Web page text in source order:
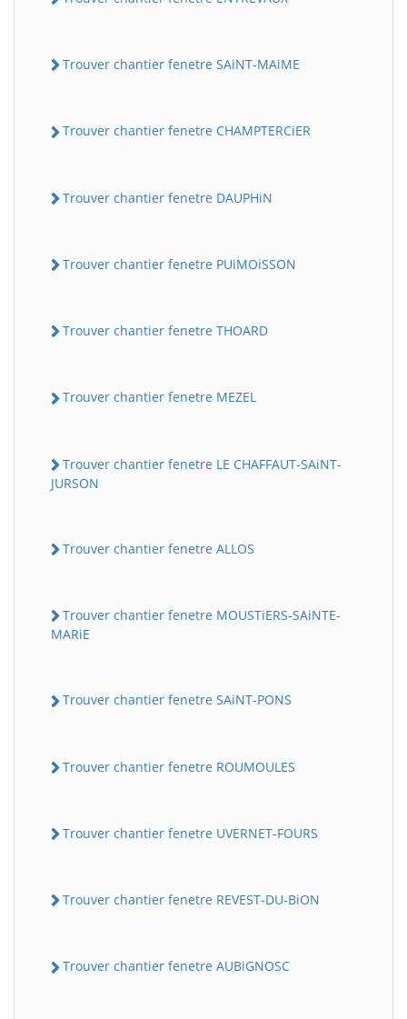
Trouver chantier fenetre SAiNT-MAiME
Trouver chantier fenetre CHAMPTERCiER
Trouver chantier fenetre DAUPHiN
Trouver chantier fenetre PUiMOiSSON
Trouver chantier fenetre THOARD
Trouver chantier fenetre MEZEL
Trouver chantier fenetre LE CHAFFAUT-SAiNT-
JURSON
Trouver chantier fenetre ALLOS
Trouver chantier fenetre MOUSTiERS-SAiNTE-
MARiE
Trouver chantier fenetre SAiNT-PONS
Trouver chantier fenetre ROUMOULES
Trouver chantier fenetre UVERNET-FOURS
Trouver chantier fenetre REVEST-DU-BiON
Trouver chantier fenetre AUBiGNOSC